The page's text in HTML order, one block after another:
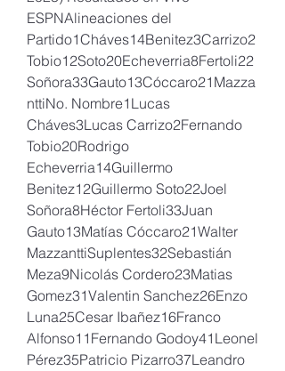
ESPNAlineaciones del
Partido1Cháves14Benitez3Carrizo2
Tobio12Soto20Echeverria8Fertoli22
Soñora33Gauto13Cóccaro21Mazza
nttiNo. Nombre1Lucas
Cháves3Lucas Carrizo2Fernando
Tobio20Rodrigo
Echeverria14Guillermo
Benitez12Guillermo Soto22Joel
Soñora8Héctor Fertoli33Juan
Gauto13Matías Cóccaro21Walter
MazzanttiSuplentes32Sebastián
Meza9Nicolás Cordero23Matias
Gomez31Valentin Sanchez26Enzo
Luna25Cesar Ibañez16Franco
Alfonso11Fernando Godoy41Leonel
Pérez35Patricio Pizarro37Leandro